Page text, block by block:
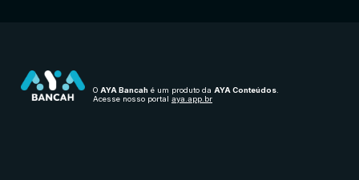
O AYA Bancah é um produto da AYA Conteúdos
Acesse nosso portal aya.app.br